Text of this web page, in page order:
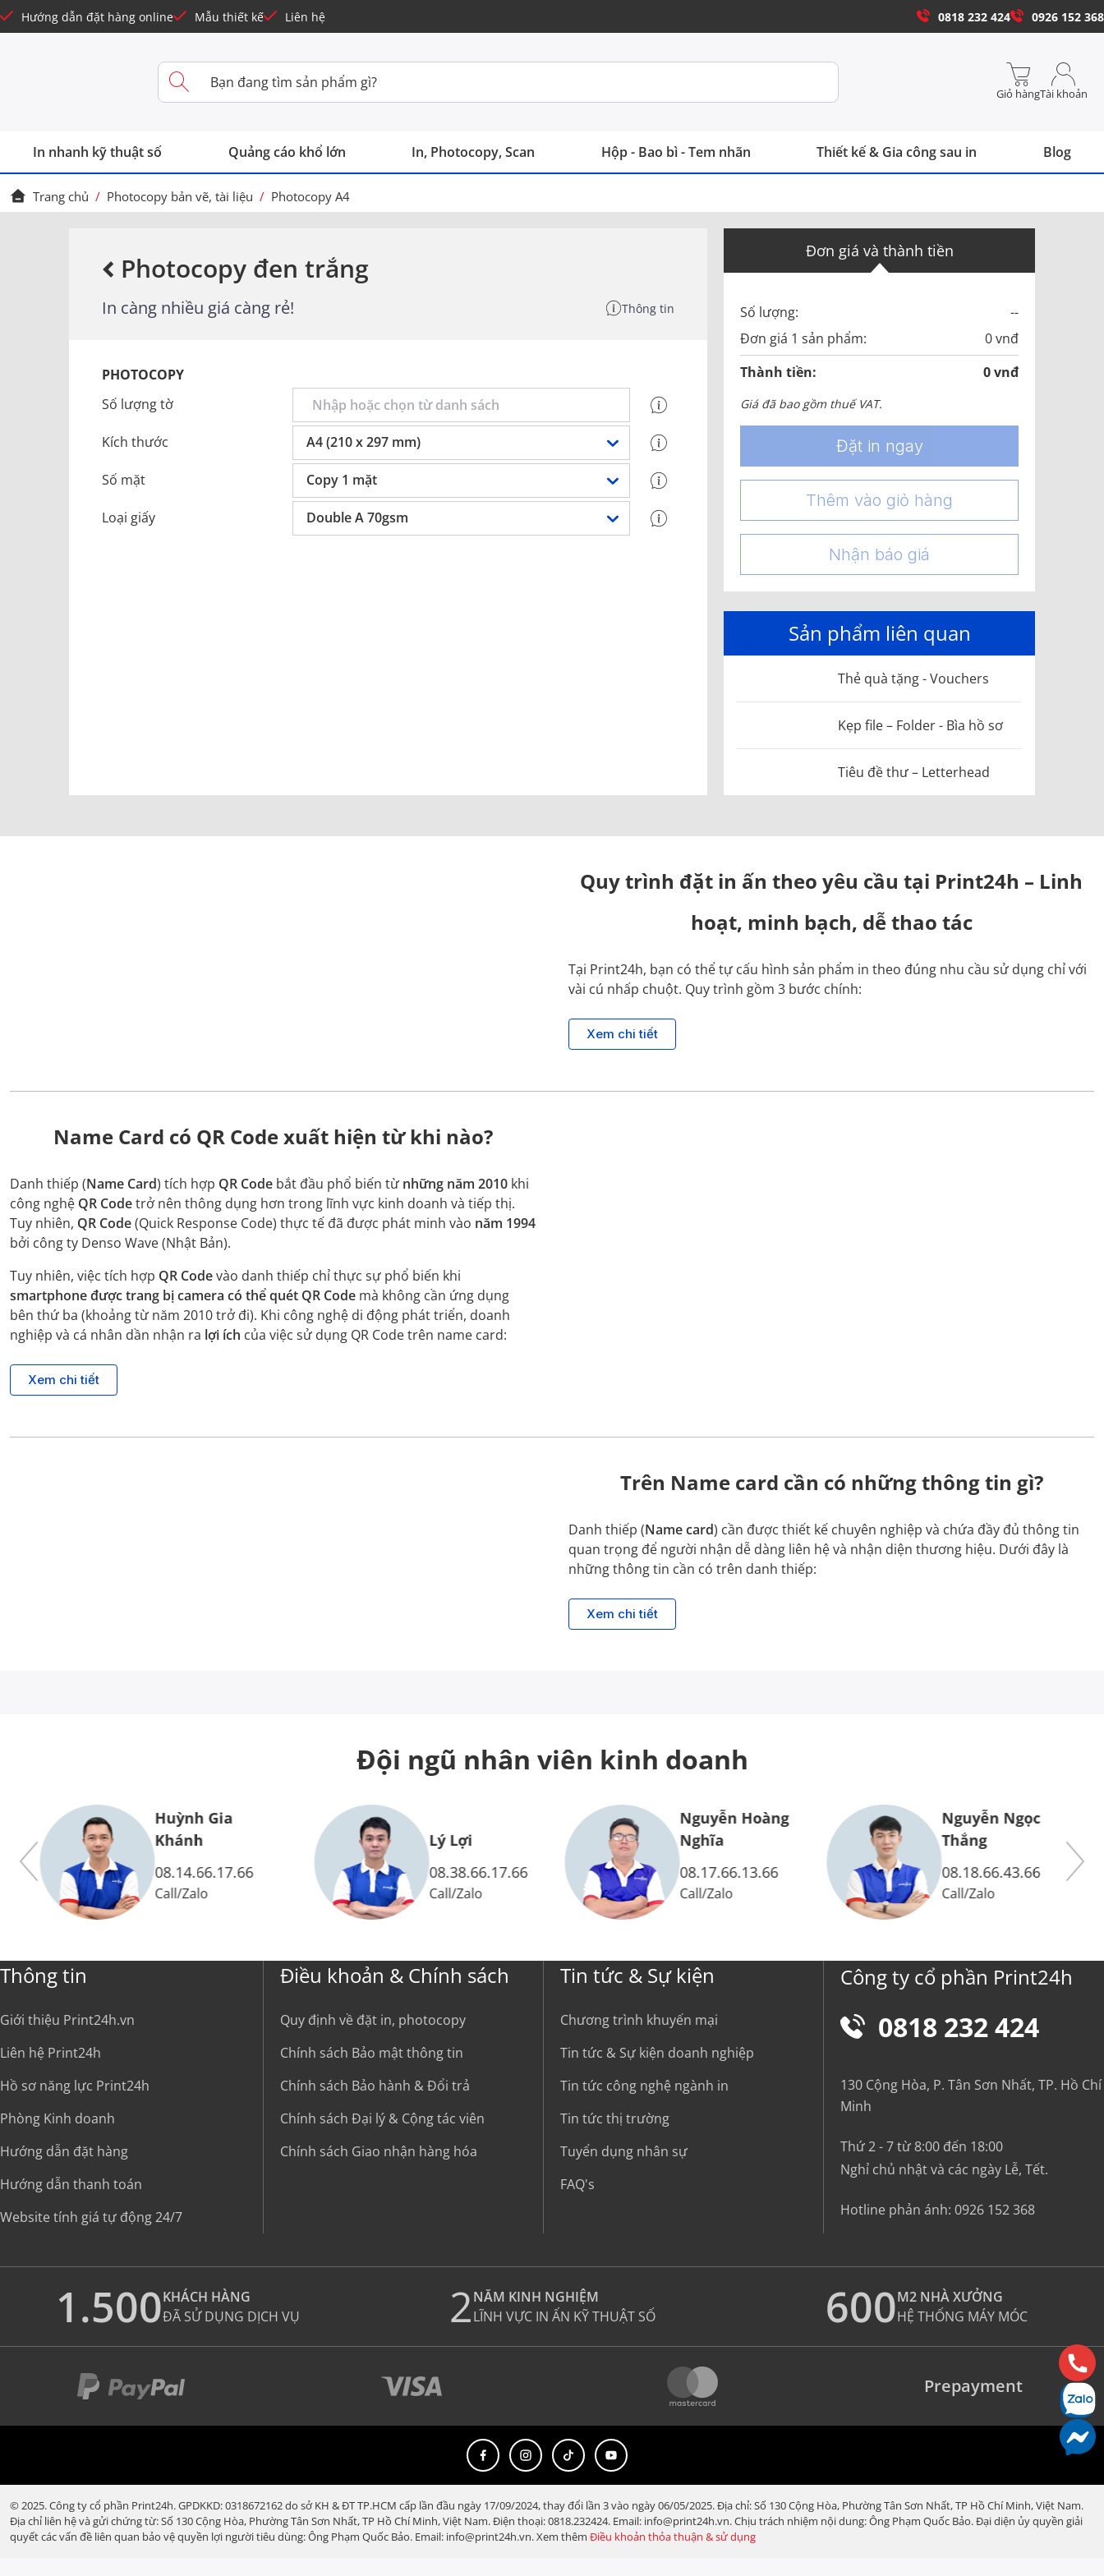
Hướng dẫn đặt hàng online Mẫu thiết kế Liên hệ 0818 232 424 0926 152 368
Giỏ hàngTài khoản
In nhanh kỹ thuật số Quảng cáo khổ lớn In, Photocopy, Scan Hộp - Bao bì - Tem nhãn Thiết kế & Gia công sau in Blog
Trang chủ / Photocopy bản vẽ, tài liệu / Photocopy A4
Photocopy đen trắng
In càng nhiều giá càng rẻ! Thông tin
PHOTOCOPY
Số lượng tờ
Kích thước A4 (210 x 297 mm)
Số mặt Copy 1 mặt
Loại giấy Double A 70gsm
Đơn giá và thành tiền
Số lượng:
--
Đơn giá 1 sản phẩm:
0 vnđ
Thành tiền:
0 vnđ
Giá đã bao gồm thuế VAT.
Đặt in ngay
Thêm vào giỏ hàng
Nhận báo giá
Sản phẩm liên quan
Thẻ quà tặng - Vouchers
Kẹp file – Folder - Bìa hồ sơ
Tiêu đề thư – Letterhead
Quy trình đặt in ấn theo yêu cầu tại Print24h – Linh
hoạt, minh bạch, dễ thao tác
Tại Print24h, bạn có thể tự cấu hình sản phẩm in theo đúng nhu cầu sử dụng chỉ với
vài cú nhấp chuột. Quy trình gồm 3 bước chính:
Xem chi tiết
Name Card có QR Code xuất hiện từ khi nào?
Danh thiếp (Name Card) tích hợp QR Code bắt đầu phổ biến từ những năm 2010 khi
công nghệ QR Codetrở nên thông dụng hơn trong lĩnh vực kinh doanh và tiếp thị.
Tuy nhiên, QR Code(Quick Response Code) thực tế đã được phát minh vào năm 1994
bởi công ty Denso Wave (Nhật Bản).
Tuy nhiên, việc tích hợp QR Codevào danh thiếp chỉ thực sự phổ biến khi
smartphone được trang bị camera có thể quét QR Code mà không cần ứng dụng
bên thứ ba (khoảng từ năm 2010 trở đi). Khi công nghệ di động phát triển, doanh
nghiệp và cá nhân dần nhận ra lợi ích của việc sử dụng QR Code trên name card:
Xem chi tiết
Trên Name card cần có những thông tin gì?
Danh thiếp (Name card) cần được thiết kế chuyên nghiệp và chứa đầy đủ thông tin
quan trọng để người nhận dễ dàng liên hệ và nhận diện thương hiệu. Dưới đây là
những thông tin cần có trên danh thiếp:
Xem chi tiết
Đội ngũ nhân viên kinh doanh
Huỳnh Gia
Khánh
08.14.66.17.66
Call/Zalo
Lý Lợi
08.38.66.17.66
Call/Zalo
Nguyễn Hoàng
Nghĩa
08.17.66.13.66
Call/Zalo
Nguyễn Ngọc
Thắng
08.18.66.43.66
Call/Zalo
Thông tin
Giới thiệu Print24h.vn
Liên hệ Print24h
Hồ sơ năng lực Print24h
Phòng Kinh doanh
Hướng dẫn đặt hàng
Hướng dẫn thanh toán
Website tính giá tự động 24/7
Điều khoản & Chính sách
Quy định về đặt in, photocopy
Chính sách Bảo mật thông tin
Chính sách Bảo hành & Đổi trả
Chính sách Đại lý & Cộng tác viên
Chính sách Giao nhận hàng hóa
Tin tức & Sự kiện
Chương trình khuyến mại
Tin tức & Sự kiện doanh nghiệp
Tin tức công nghệ ngành in
Tin tức thị trường
Tuyển dụng nhân sự
FAQ's
Công ty cổ phần Print24h
0818 232 424
130 Cộng Hòa, P. Tân Sơn Nhất, TP. Hồ Chí
Minh
Thứ 2 - 7 từ 8:00 đến 18:00
Nghỉ chủ nhật và các ngày Lễ, Tết.
Hotline phản ánh: 0926 152 368
1.500KHÁCH HÀNG
ĐÃ SỬ DỤNG DỊCH VỤ
2NĂM KINH NGHIỆM
LĨNH VỰC IN ẤN KỸ THUẬT SỐ
600M2 NHÀ XƯỞNG
HỆ THỐNG MÁY MÓC
Prepayment
© 2025. Công ty cổ phần Print24h. GPDKKD: 0318672162 do sở KH & ĐT TP.HCM cấp lần đầu ngày 17/09/2024, thay đổi lần 3 vào ngày 06/05/2025. Địa chỉ: Số 130 Cộng Hòa, Phường Tân Sơn Nhất, TP Hồ Chí Minh, Việt Nam.
Địa chỉ liên hệ và gửi chứng từ: Số 130 Cộng Hòa, Phường Tân Sơn Nhất, TP Hồ Chí Minh, Việt Nam. Điện thoại: 0818.232424. Email: info@print24h.vn. Chịu trách nhiệm nội dung: Ông Phạm Quốc Bảo. Đại diện ủy quyền giải
quyết các vấn đề liên quan bảo vệ quyền lợi người tiêu dùng: Ông Phạm Quốc Bảo. Email: info@print24h.vn. Xem thêm Điều khoản thỏa thuận & sử dụng